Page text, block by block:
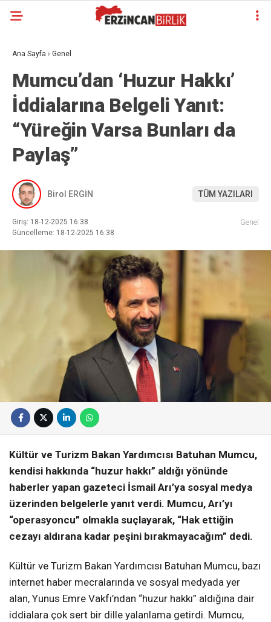
Ana Sayfa › Genel
Mumcu’dan ‘Huzur Hakkı’
İddialarına Belgeli Yanıt:
“Yüreğin Varsa Bunları da
Paylaş”
Birol ERGİN TÜM YAZILARI
Giriş: 18-12-2025 16:38
Güncelleme: 18-12-2025 16:38
Genel
Kültür ve Turizm Bakan Yardımcısı Batuhan Mumcu,
kendisi hakkında “huzur hakkı” aldığı yönünde
haberler yapan gazeteci İsmail Arı’ya sosyal medya
üzerinden belgelerle yanıt verdi. Mumcu, Arı’yı
“operasyoncu” olmakla suçlayarak, “Hak ettiğin
cezayı aldırana kadar peşini bırakmayacağım” dedi.
Kültür ve Turizm Bakan Yardımcısı Batuhan Mumcu, bazı
internet haber mecralarında ve sosyal medyada yer
alan, Yunus Emre Vakfı’ndan “huzur hakkı” aldığına dair
iddialara çok sert bir dille yalanlama getirdi. Mumcu,